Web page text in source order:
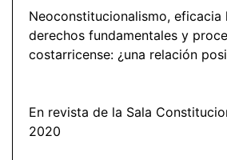
Neoconstitucionalismo,
derechos fundamentales y
costarricense: ¿una relación
En revista de la Sala
2020